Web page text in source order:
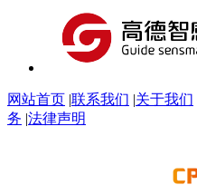
网站首页 |联系我们 |关于我们
务 |法律声明